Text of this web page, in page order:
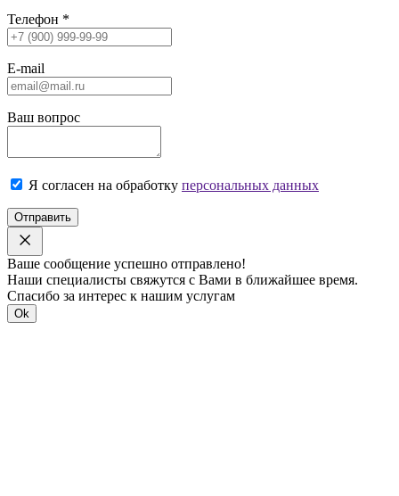
Телефон *
E-mail
Ваш вопрос
Я согласен на обработку персональных данных
Отправить
Ваше сообщение успешно отправлено!
Наши специалисты свяжутся с Вами в ближайшее время.
Спасибо за интерес к нашим услугам
Ok